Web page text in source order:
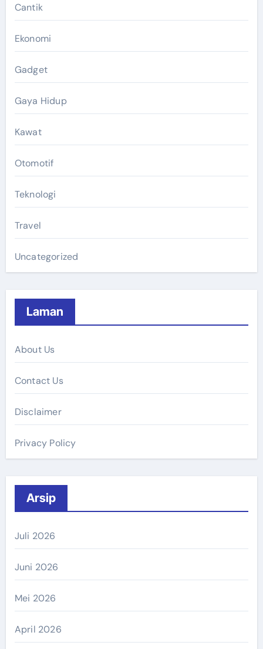
Cantik
Ekonomi
Gadget
Gaya Hidup
Kawat
Otomotif
Teknologi
Travel
Uncategorized
Laman
About Us
Contact Us
Disclaimer
Privacy Policy
Arsip
Juli 2026
Juni 2026
Mei 2026
April 2026